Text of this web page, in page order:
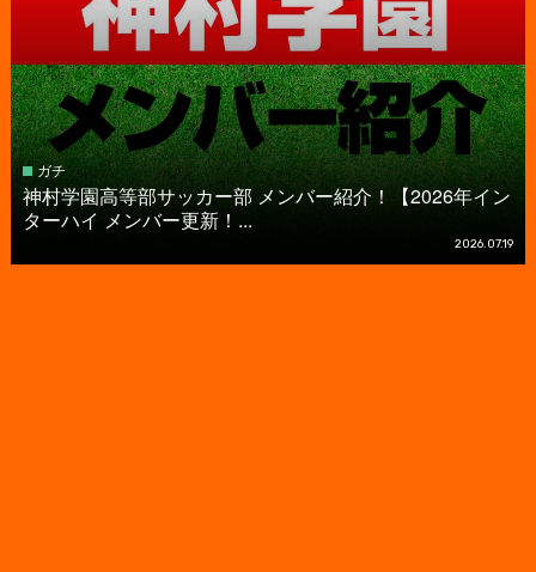
ガチ
神村学園高等部サッカー部 メンバー紹介！【2026年イン
ターハイ メンバー更新！...
2026.07.19